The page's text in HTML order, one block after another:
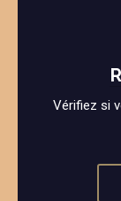
Vérifiez si